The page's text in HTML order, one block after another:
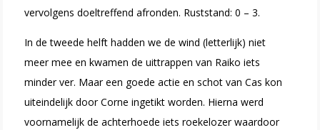
vervolgens doeltreffend afronden. Ruststand: 0 – 3.
In de tweede helft hadden we de wind (letterlijk) niet
meer mee en kwamen de uittrappen van Raiko iets
minder ver. Maar een goede actie en schot van Cas kon
uiteindelijk door Corne ingetikt worden. Hierna werd
voornamelijk de achterhoede iets roekelozer waardoor